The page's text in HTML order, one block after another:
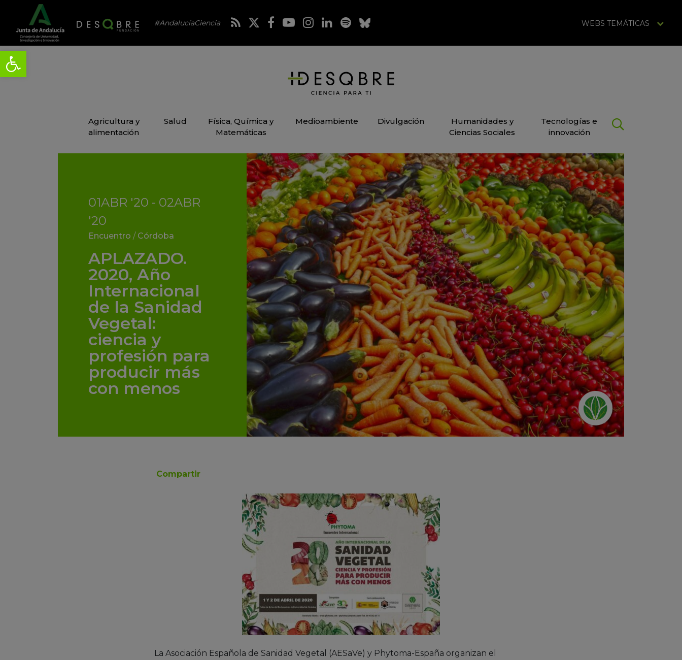
#AndalucíaCiencia WEBS TEMÁTICAS
Agricultura y
alimentación
Salud
Física, Química y
Matemáticas
Medioambiente Divulgación
Humanidades y
Ciencias Sociales
Tecnologías e
innovación
01ABR '20 - 02ABR
'20
Encuentro / Córdoba
APLAZADO.
2020, Año
Internacional
de la Sanidad
Vegetal:
ciencia y
profesión para
producir más
con menos
Compartir
La Asociación Española de Sanidad Vegetal (AESaVe) y Phytoma-España organizan el